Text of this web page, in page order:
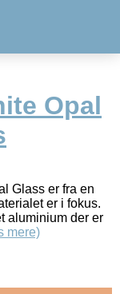
Opal
Glass er fra en
er i fokus.
aluminium der er
mere)